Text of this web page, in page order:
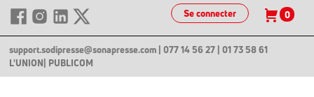
Se connecter 0
support.sodipresse@sonapresse.com | 077 14 56 27 | 01 73 58 61
L'UNION | PUBLICOM